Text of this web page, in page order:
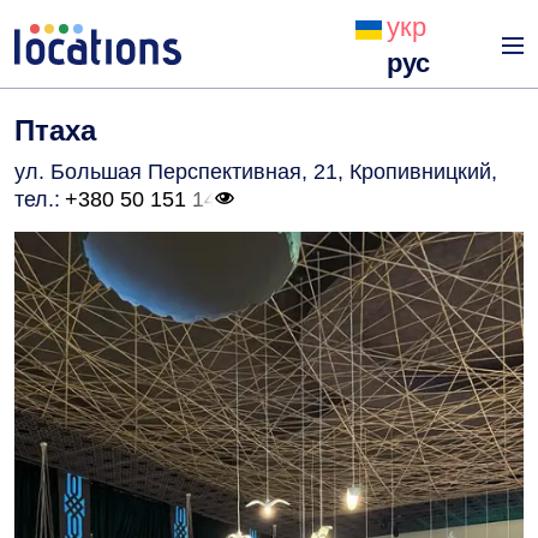
укр
рус
Птаха
ул. Большая Перспективная, 21, Кропивницкий,
тел.: +380 50 151 14